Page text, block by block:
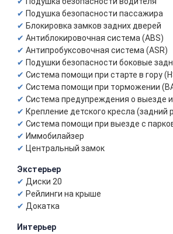
Подушка безопасности пассажира
Блокировка замков задних дверей
Антиблокировочная система (ABS)
Антипробуксовочная система (ASR)
Подушки безопасности боковые
Система помощи при старте в гору
Система помощи при торможении
Система предупреждения о выезде
Крепление детского кресла (задний
Система помощи при выезде с
Иммобилайзер
Центральный замок
Экстерьер
Диски 20
Рейлинги на крыше
Докатка
Интерьер